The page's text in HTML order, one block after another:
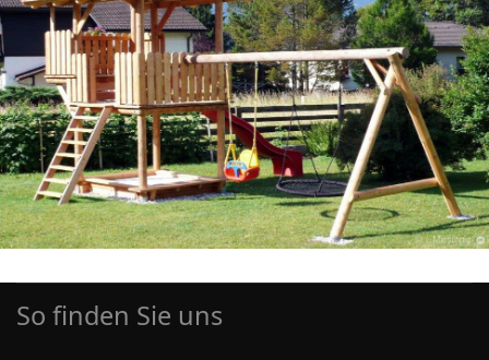
So finden Sie uns